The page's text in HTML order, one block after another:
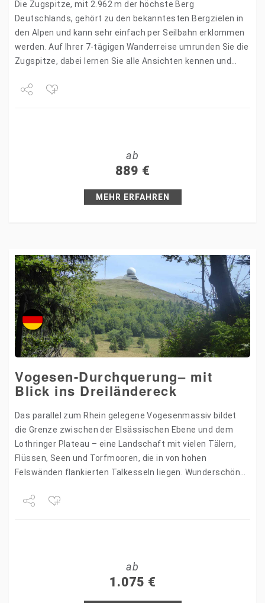
Die Zugspitze, mit 2.962 m der höchste Berg
Deutschlands, gehört zu den bekanntesten Bergzielen in
den Alpen und kann sehr einfach per Seilbahn erklommen
werden. Auf Ihrer 7-tägigen Wanderreise umrunden Sie die
Zugspitze, dabei lernen Sie alle Ansichten kennen und…
ab
889 €
MEHR ERFAHREN
Vogesen-Durchquerung– mit
Blick ins Dreiländereck
Das parallel zum Rhein gelegene Vogesenmassiv bildet
die Grenze zwischen der Elsässischen Ebene und dem
Lothringer Plateau – eine Landschaft mit vielen Tälern,
Flüssen, Seen und Torfmooren, die in von hohen
Felswänden flankierten Talkesseln liegen. Wunderschöne
ab
1.075 €